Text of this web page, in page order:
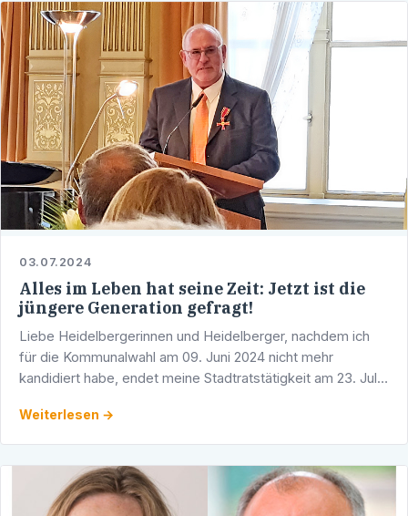
03.07.2024
Alles im Leben hat seine Zeit: Jetzt ist die
jüngere Generation gefragt!
Liebe Heidelbergerinnen und Heidelberger, nachdem ich
für die Kommunalwahl am 09. Juni 2024 nicht mehr
kandidiert habe, endet meine Stadtratstätigkeit am 23. Juli
Weiterlesen →